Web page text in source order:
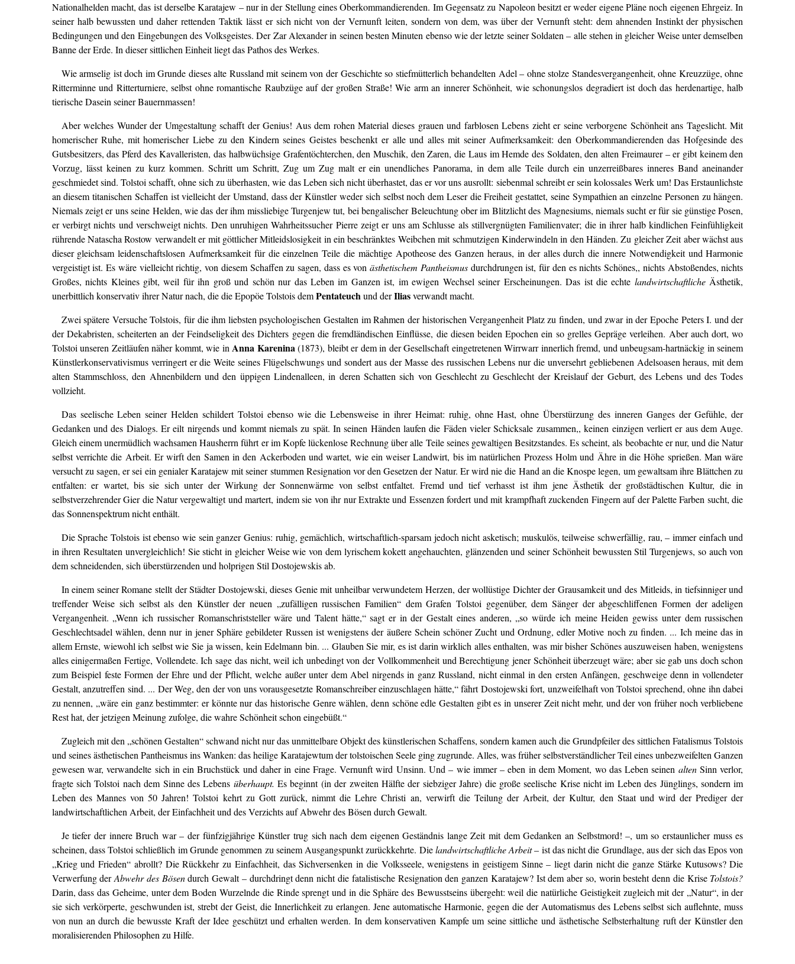
Nationalhelden macht, das ist derselbe Karatajew – nur in der Stellung eines Oberkommandierenden. Im Gegensatz zu Napoleon besitzt er weder eigene Pläne noch eigenen Ehrgeiz. In
seiner halb bewussten und daher rettenden Taktik lässt er sich nicht von der Vernunft leiten, sondern von dem, was über der Vernunft steht: dem ahnenden Instinkt der physischen
Bedingungen und den Eingebungen des Volksgeistes. Der Zar Alexander in seinen besten Minuten ebenso wie der letzte seiner Soldaten – alle stehen in gleicher Weise unter demselben
Banne der Erde. In dieser sittlichen Einheit liegt das Pathos des Werkes.
Wie armselig ist doch im Grunde dieses alte Russland mit seinem von der Geschichte so stiefmütterlich behandelten Adel – ohne stolze Standesvergangenheit, ohne Kreuzzüge, ohne
Ritterminne und Ritterturniere, selbst ohne romantische Raubzüge auf der großen Straße! Wie arm an innerer Schönheit, wie schonungslos degradiert ist doch das herdenartige, halb
tierische Dasein seiner Bauernmassen!
Aber welches Wunder der Umgestaltung schafft der Genius! Aus dem rohen Material dieses grauen und farblosen Lebens zieht er seine verborgene Schönheit ans Tageslicht. Mit
homerischer Ruhe, mit homerischer Liebe zu den Kindern seines Geistes beschenkt er alle und alles mit seiner Aufmerksamkeit: den Oberkommandierenden das Hofgesinde des
Gutsbesitzers, das Pferd des Kavalleristen, das halbwüchsige Grafentöchterchen, den Muschik, den Zaren, die Laus im Hemde des Soldaten, den alten Freimaurer – er gibt keinem den
Vorzug, lässt keinen zu kurz kommen. Schritt um Schritt, Zug um Zug malt er ein unendliches Panorama, in dem alle Teile durch ein unzerreißbares inneres Band aneinander
geschmiedet sind. Tolstoi schafft, ohne sich zu überhasten, wie das Leben sich nicht überhastet, das er vor uns ausrollt: siebenmal schreibt er sein kolossales Werk um! Das Erstaunlichste
an diesem titanischen Schaffen ist vielleicht der Umstand, dass der Künstler weder sich selbst noch dem Leser die Freiheit gestattet, seine Sympathien an einzelne Personen zu hängen.
Niemals zeigt er uns seine Helden, wie das der ihm missliebige Turgenjew tut, bei bengalischer Beleuchtung ober im Blitzlicht des Magnesiums, niemals sucht er für sie günstige Posen,
er verbirgt nichts und verschweigt nichts. Den unruhigen Wahrheitssucher Pierre zeigt er uns am Schlusse als stillvergnügten Familienvater; die in ihrer halb kindlichen Feinfühligkeit
rührende Natascha Rostow verwandelt er mit göttlicher Mitleidslosigkeit in ein beschränktes Weibchen mit schmutzigen Kinderwindeln in den Händen. Zu gleicher Zeit aber wächst aus
dieser gleichsam leidenschaftslosen Aufmerksamkeit für die einzelnen Teile die mächtige Apotheose des Ganzen heraus, in der alles durch die innere Notwendigkeit und Harmonie
vergeistigt ist. Es wäre vielleicht richtig, von diesem Schaffen zu sagen, dass es vonästhetischem Pantheismusdurchdrungen ist, für den es nichts Schönes,, nichts Abstoßendes, nichts
Großes, nichts Kleines gibt, weil für ihn groß und schön nur das Leben im Ganzen ist, im ewigen Wechsel seiner Erscheinungen. Das ist die echte landwirtschaftlicheÄsthetik,
unerbittlich konservativ ihrer Natur nach, die die Epopöe Tolstois demPentateuchund derIliasverwandt macht.
Zwei spätere Versuche Tolstois, für die ihm liebsten psychologischen Gestalten im Rahmen der historischen Vergangenheit Platz zu finden, und zwar in der Epoche Peters I. und der
der Dekabristen, scheiterten an der Feindseligkeit des Dichters gegen die fremdländischen Einflüsse, die diesen beiden Epochen ein so grelles Gepräge verleihen. Aber auch dort, wo
Tolstoi unseren Zeitläufen näher kommt, wie inAnna Karenina(1873), bleibt er dem in der Gesellschaft eingetretenen Wirrwarr innerlich fremd, und unbeugsam-hartnäckig in seinem
Künstlerkonservativismus verringert er die Weite seines Flügelschwungs und sondert aus der Masse des russischen Lebens nur die unversehrt gebliebenen Adelsoasen heraus, mit dem
alten Stammschloss, den Ahnenbildern und den üppigen Lindenalleen, in deren Schatten sich von Geschlecht zu Geschlecht der Kreislauf der Geburt, des Lebens und des Todes
vollzieht.
Das seelische Leben seiner Helden schildert Tolstoi ebenso wie die Lebensweise in ihrer Heimat: ruhig, ohne Hast, ohne Überstürzung des inneren Ganges der Gefühle, der
Gedanken und des Dialogs. Er eilt nirgends und kommt niemals zu spät. In seinen Händen laufen die Fäden vieler Schicksale zusammen,, keinen einzigen verliert er aus dem Auge.
Gleich einem unermüdlich wachsamen Hausherrn führt er im Kopfe lückenlose Rechnung über alle Teile seines gewaltigen Besitzstandes. Es scheint, als beobachte er nur, und die Natur
selbst verrichte die Arbeit. Er wirft den Samen in den Ackerboden und wartet, wie ein weiser Landwirt, bis im natürlichen Prozess Holm und Ähre in die Höhe sprießen. Man wäre
versucht zu sagen, er sei ein genialer Karatajew mit seiner stummen Resignation vor den Gesetzen der Natur. Er wird nie die Hand an die Knospe legen, um gewaltsam ihre Blättchen zu
entfalten: er wartet, bis sie sich unter der Wirkung der Sonnenwärme von selbst entfaltet. Fremd und tief verhasst ist ihm jene Ästhetik der großstädtischen Kultur, die in
selbstverzehrender Gier die Natur vergewaltigt und martert, indem sie von ihr nur Extrakte und Essenzen fordert und mit krampfhaft zuckenden Fingern auf der Palette Farben sucht, die
das Sonnenspektrum nicht enthält.
Die Sprache Tolstois ist ebenso wie sein ganzer Genius: ruhig, gemächlich, wirtschaftlich-sparsam jedoch nicht asketisch; muskulös, teilweise schwerfällig, rau, – immer einfach und
in ihren Resultaten unvergleichlich! Sie sticht in gleicher Weise wie von dem lyrischem kokett angehauchten, glänzenden und seiner Schönheit bewussten Stil Turgenjews, so auch von
dem schneidenden, sich überstürzenden und holprigen Stil Dostojewskis ab.
In einem seiner Romane stellt der Städter Dostojewski, dieses Genie mit unheilbar verwundetem Herzen, der wollüstige Dichter der Grausamkeit und des Mitleids, in tiefsinniger und
treffender Weise sich selbst als den Künstler der neuen „zufälligen russischen Familien“ dem Grafen Tolstoi gegenüber, dem Sänger der abgeschliffenen Formen der adeligen
Vergangenheit. „Wenn ich russischer Romanschriststeller wäre und Talent hätte,“ sagt er in der Gestalt eines anderen, „so würde ich meine Heiden gewiss unter dem russischen
Geschlechtsadel wählen, denn nur in jener Sphäre gebildeter Russen ist wenigstens der äußere Schein schöner Zucht und Ordnung, edler Motive noch zu finden. ... Ich meine das in
allem Ernste, wiewohl ich selbst wie Sie ja wissen, kein Edelmann bin. ... Glauben Sie mir, es ist darin wirklich alles enthalten, was mir bisher Schönes auszuweisen haben, wenigstens
alles einigermaßen Fertige, Vollendete. Ich sage das nicht, weil ich unbedingt von der Vollkommenheit und Berechtigung jener Schönheit überzeugt wäre; aber sie gab uns doch schon
zum Beispiel feste Formen der Ehre und der Pflicht, welche außer unter dem Abel nirgends in ganz Russland, nicht einmal in den ersten Anfängen, geschweige denn in vollendeter
Gestalt, anzutreffen sind. ... Der Weg, den der von uns vorausgesetzte Romanschreiber einzuschlagen hätte,“ fährt Dostojewski fort, unzweifelhaft von Tolstoi sprechend, ohne ihn dabei
zu nennen, „wäre ein ganz bestimmter: er könnte nur das historische Genre wählen, denn schöne edle Gestalten gibt es in unserer Zeit nicht mehr, und der von früher noch verbliebene
Rest hat, der jetzigen Meinung zufolge, die wahre Schönheit schon eingebüßt.“
Zugleich mit den „schönen Gestalten“ schwand nicht nur das unmittelbare Objekt des künstlerischen Schaffens, sondern kamen auch die Grundpfeiler des sittlichen Fatalismus Tolstois
und seines ästhetischen Pantheismus ins Wanken: das heilige Karatajewtum der tolstoischen Seele ging zugrunde. Alles, was früher selbstverständlicher Teil eines unbezweifelten Ganzen
gewesen war, verwandelte sich in ein Bruchstück und daher in eine Frage. Vernunft wird Unsinn. Und – wie immer – eben in dem Moment, wo das Leben seinen altenSinn verlor,
fragte sich Tolstoi nach dem Sinne des Lebens überhaupt. Es beginnt (in der zweiten Hälfte der siebziger Jahre) die große seelische Krise nicht im Leben des Jünglings, sondern im
Leben des Mannes von 50 Jahren! Tolstoi kehrt zu Gott zurück, nimmt die Lehre Christi an, verwirft die Teilung der Arbeit, der Kultur, den Staat und wird der Prediger der
landwirtschaftlichen Arbeit, der Einfachheit und des Verzichts auf Abwehr des Bösen durch Gewalt.
Je tiefer der innere Bruch war – der fünfzigjährige Künstler trug sich nach dem eigenen Geständnis lange Zeit mit dem Gedanken an Selbstmord! –, um so erstaunlicher muss es
scheinen, dass Tolstoi schließlich im Grunde genommen zu seinem Ausgangspunkt zurückkehrte. Dielandwirtschaftliche Arbeit– ist das nicht die Grundlage, aus der sich das Epos von
„Krieg und Frieden“ abrollt? Die Rückkehr zu Einfachheit, das Sichversenken in die Volksseele, wenigstens in geistigem Sinne – liegt darin nicht die ganze Stärke Kutusows? Die
Verwerfung derAbwehr des Bösendurch Gewalt – durchdringt denn nicht die fatalistische Resignation den ganzen Karatajew? Ist dem aber so, worin besteht denn die Krise Tolstois?
Darin, dass das Geheime, unter dem Boden Wurzelnde die Rinde sprengt und in die Sphäre des Bewusstseins übergeht: weil die natürliche Geistigkeit zugleich mit der „Natur“, in der
sie sich verkörperte, geschwunden ist, strebt der Geist, die Innerlichkeit zu erlangen. Jene automatische Harmonie, gegen die der Automatismus des Lebens selbst sich auflehnte, muss
von nun an durch die bewusste Kraft der Idee geschützt und erhalten werden. In dem konservativen Kampfe um seine sittliche und ästhetische Selbsterhaltung ruft der Künstler den
moralisierenden Philosophen zu Hilfe.